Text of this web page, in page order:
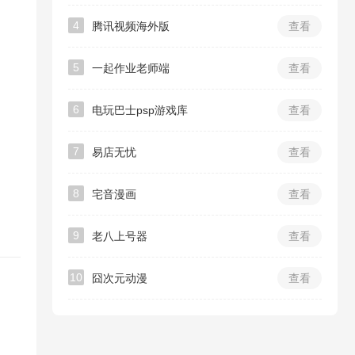
4 腾讯视频海外版 查看
5 一起作业老师端 查看
6 电玩巴士psp游戏库 查看
7 易店无忧 查看
8 宅音漫画 查看
9 老八上号器 查看
10 囧次元动漫 查看